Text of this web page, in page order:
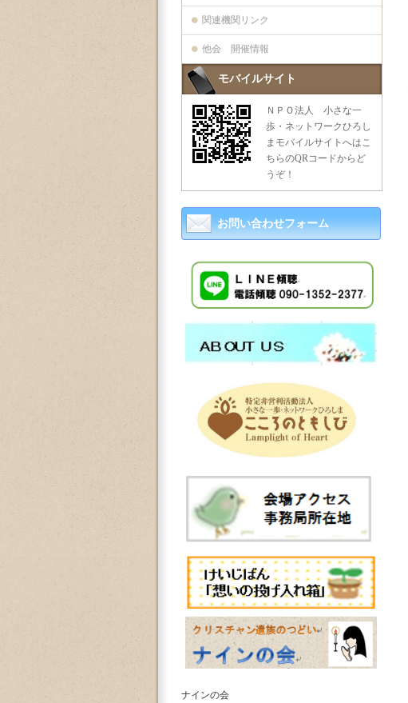
関連機関リンク
他会 開催情報
モバイルサイト
ＮＰＯ法人 小さな一
歩・ネットワークひろし
まモバイルサイトへはこ
ちらのQRコードからど
うぞ！
お問い合わせフォーム
ナインの会